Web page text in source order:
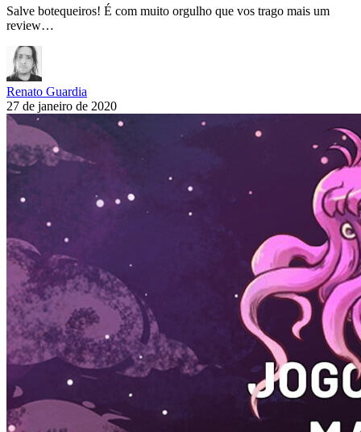
Salve botequeiros! É com muito orgulho que vos trago mais um
review…
Renato Guardia
27 de janeiro de 2020